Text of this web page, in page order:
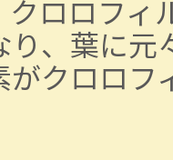
ロロフィ
、葉に
クロロ